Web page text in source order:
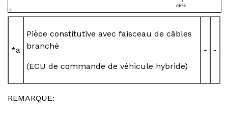
*a
Pièce constitutive avec faisceau de câbles
branché
(ECU de commande de véhicule hybride)
- -
REMARQUE: